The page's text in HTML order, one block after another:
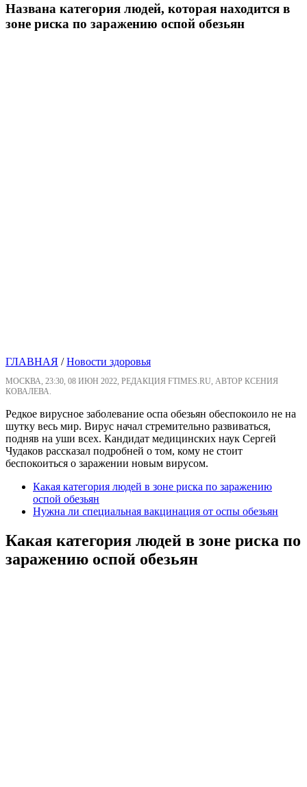
Названа категория людей, которая находится в
зоне риска по заражению оспой обезьян
ГЛАВНАЯ /Новости здоровья
МОСКВА, 23:30, 08 ИЮН 2022, РЕДАКЦИЯ FTIMES.RU, АВТОР КСЕНИЯ
КОВАЛЕВА.
Редкое вирусное заболевание оспа обезьян обеспокоило не на
шутку весь мир. Вирус начал стремительно развиваться,
подняв на уши всех. Кандидат медицинских наук Сергей
Чудаков рассказал подробней о том, кому не стоит
беспокоиться о заражении новым вирусом.
Какая категория людей в зоне риска по заражению
оспой обезьян
Нужна ли специальная вакцинация от оспы обезьян
Какая категория людей в зоне риска по
заражению оспой обезьян